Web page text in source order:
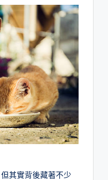
其實背後藏著不少